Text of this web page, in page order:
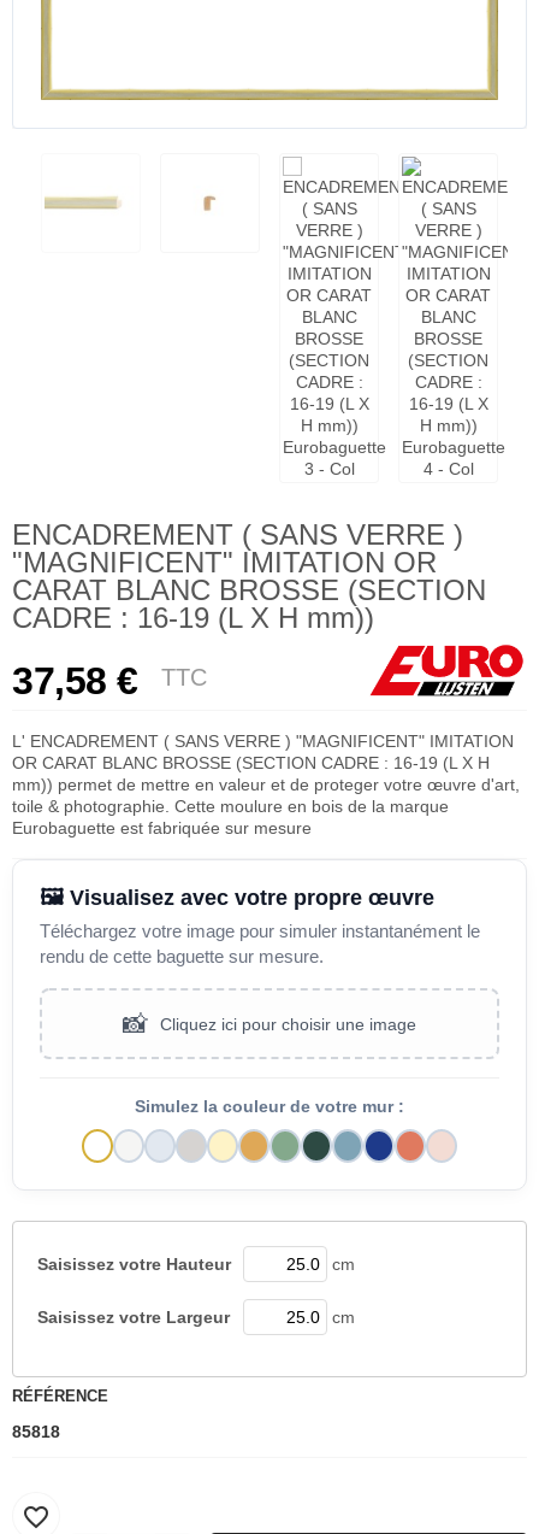
ENCADREMENT ( SANS VERRE )
"MAGNIFICENT" IMITATION OR
CARAT BLANC BROSSE (SECTION
CADRE : 16-19 (L X H mm))
37,58 € TTC
L' ENCADREMENT ( SANS VERRE ) "MAGNIFICENT" IMITATION
OR CARAT BLANC BROSSE (SECTION CADRE : 16-19 (L X H
mm)) permet de mettre en valeur et de proteger votre œuvre d'art,
toile & photographie. Cette moulure en bois de la marque
Eurobaguette est fabriquée sur mesure
🖼️ Visualisez avec votre propre œuvre
Téléchargez votre image pour simuler instantanément le
rendu de cette baguette sur mesure.
📸 Cliquez ici pour choisir une image
Simulez la couleur de votre mur :
Saisissez votre Hauteur cm
Saisissez votre Largeur cm
RÉFÉRENCE
85818
favorite_border